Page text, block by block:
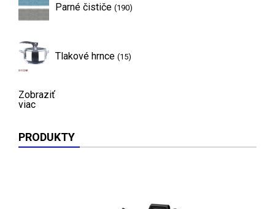
Parné čističe (190)
Tlakové hrnce (15)
Zobraziť
viac
PRODUKTY